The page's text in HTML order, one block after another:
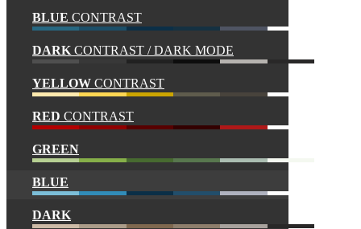
BLUE CONTRAST
DARK CONTRAST / DARK MODE
YELLOW CONTRAST
RED CONTRAST
GREEN
BLUE
DARK